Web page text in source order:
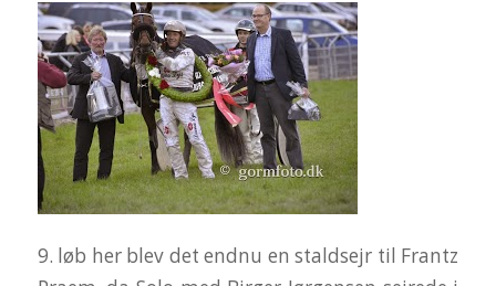
9. løb her blev det endnu en staldsejr til Frantz